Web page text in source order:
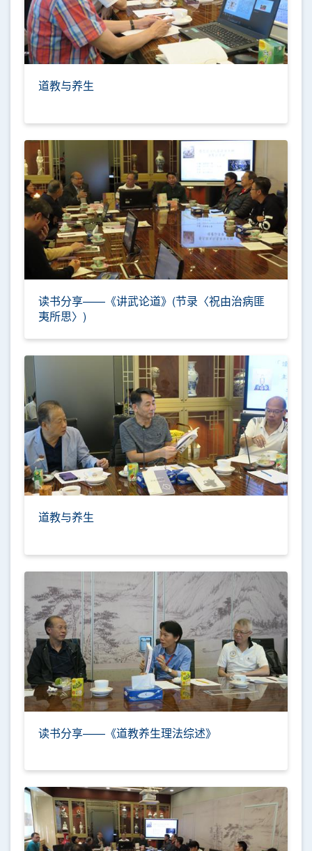
道教与养生
读书分享——《讲武论道》(节录〈祝由治病匪
夷所思〉)
道教与养生
读书分享——《道教养生理法综述》